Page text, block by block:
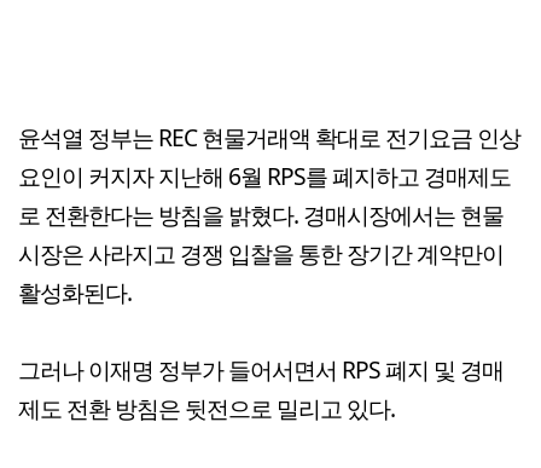
윤석열 정부는 REC 현물거래액 확대로 전기요금 인상
요인이 커지자 지난해 6월 RPS를 폐지하고 경매제도
로 전환한다는 방침을 밝혔다. 경매시장에서는 현물
시장은 사라지고 경쟁 입찰을 통한 장기간 계약만이
활성화된다.
그러나 이재명 정부가 들어서면서 RPS 폐지 및 경매
제도 전환 방침은 뒷전으로 밀리고 있다.